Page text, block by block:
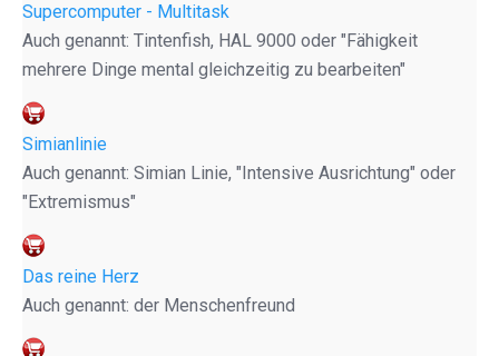
Supercomputer - Multitask
Auch genannt: Tintenfish, HAL 9000 oder "Fähigkeit
mehrere Dinge mental gleichzeitig zu bearbeiten"
Simianlinie
Auch genannt: Simian Linie, "Intensive Ausrichtung" oder
"Extremismus"
Das reine Herz
Auch genannt: der Menschenfreund